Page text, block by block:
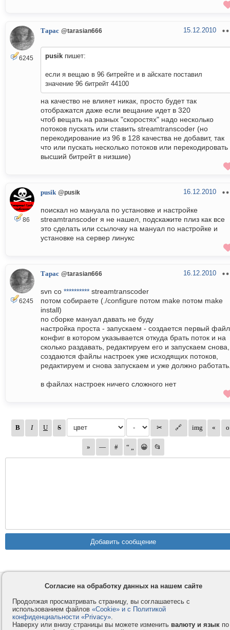
6245
Тарас @tarasian666 15.12.2010
pusik пишет:
если я вещаю в 96 битрейте и в айскате поставил
значение 96 битрейт 44100
на качество не влияет никак, просто будет так
отображатся даже если вещание идет в 320
чтоб вещать на разных "скоростях" надо несколько
потоков пускать или ставить streamtranscoder (но
перекодирование из 96 в 128 качества не добавит, так
что или пускать несколько потоков или перекодировать
высший битрейт в низшие)
86
pusik @pusik 16.12.2010
поискал но мануала по установке и настройке
streamtranscoder я не нашел, подскажите плиз как все
это сделать или ссылочку на мануал по настройке и
установке на сервер линукс
6245
Тарас @tarasian666 16.12.2010
svn co ********** streamtranscoder
потом собираете (./configure потом make потом make
install)
по сборке мануал давать не буду
настройка проста - запускаем - создается первый файл
конфиг в котором указывается откуда брать поток и на
сколько раздавать, редактируем его и запускаем снова,
создаются файлы настроек уже исходящих потоков,
редактируем и снова запускаем и уже должно
в файлах настроек ничего сложного нет
Контакты
Privacy и Cookie
Услуги
Как оплатить
Помощь
Согласие на обработку данных на нашем сайте
Продолжая просматривать страницу, вы соглашаетесь с
использованием файлов «Cookie» и с Политикой
конфиденциальности «Privacy».
Наверху или внизу страницы вы можете изменить валюту и язык по